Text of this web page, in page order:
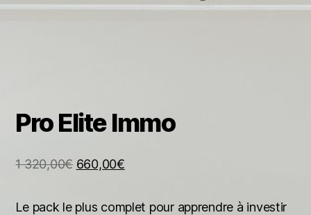
Pro Elite Immo
1 320,00€ 660,00€
Le pack le plus complet pour apprendre à investir